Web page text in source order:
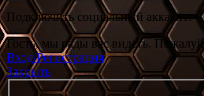
Подключить социальный аккаунт:
Гость, мы рады вас видеть.
Вход/Регистрация
Закрыть